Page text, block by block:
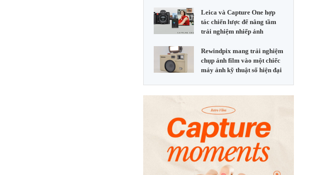
Leica và Capture One hợp
tác chiến lược để nâng tầm
trải nghiệm nhiếp ảnh
Rewindpix mang trải nghiệm
chụp ảnh film vào một chiếc
máy ảnh kỹ thuật số hiện đại